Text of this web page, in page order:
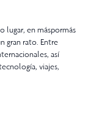
lugar, en máspormás
gran rato. Entre
así
viajes,